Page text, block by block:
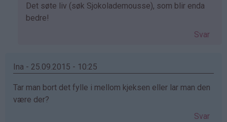
av
petter
Det søte liv (søk Sjokolademousse), som blir enda
bedre!
Svar
Ina - 25.09.2015 - 10:25
Tar man bort det fylle i mellom kjeksen eller lar man den
være der?
Svar